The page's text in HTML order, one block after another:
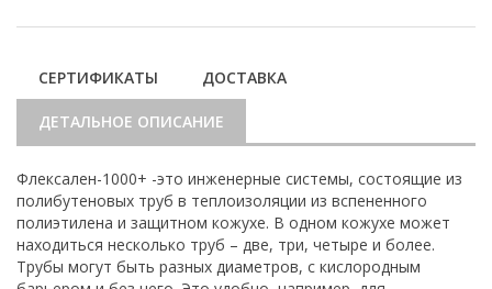
СЕРТИФИКАТЫ ДОСТАВКА
ДЕТАЛЬНОЕ ОПИСАНИЕ
Флексален-1000+ -это инженерные системы, состоящие из
полибутеновых труб в теплоизоляции из вспененного
полиэтилена и защитном кожухе. В одном кожухе может
находиться несколько труб – две, три, четыре и более.
Трубы могут быть разных диаметров, с кислородным